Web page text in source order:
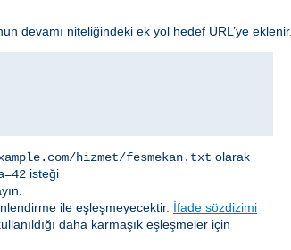
devamı niteliğindeki ek yol hedef URL’ye eklenir.
hizmet/fesmekan.txt olarak
isteği
ile eşleşmeyecektir. İfade sözdizimi
daha karmaşık eşleşmeler için